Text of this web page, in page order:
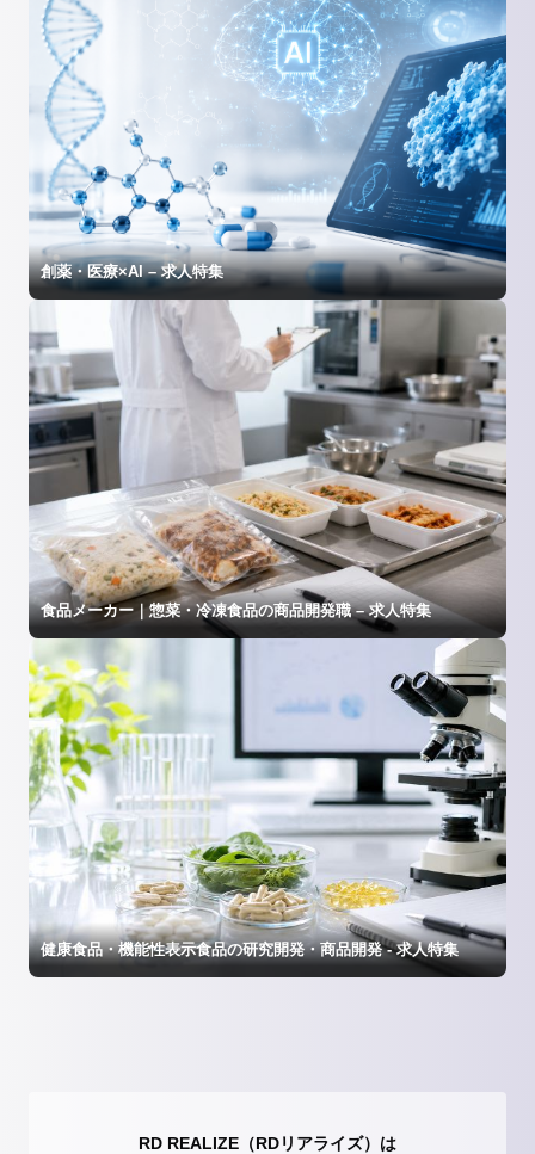
創薬・医療×AI – 求人特集
食品メーカー｜惣菜・冷凍食品の商品開発職 – 求人特集
健康食品・機能性表示食品の研究開発・商品開発 - 求人特集
RD REALIZE（RDリアライズ）は